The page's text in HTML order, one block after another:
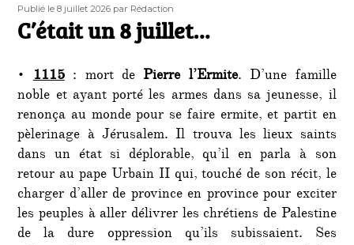
Publié
le
Publié le 8 juillet 2026 Auteur
par Rédaction
C’était un 8 juillet…
•1115 : mort de Pierre l’Ermite. D’une famille
noble et ayant porté les armes dans sa jeunesse, il
renonça au monde pour se faire ermite, et partit en
pèlerinage à Jérusalem. Il trouva les lieux saints
dans un état si déplorable, qu’il en parla à son
retour au pape Urbain II qui, touché de son récit, le
charger d’aller de province en province pour exciter
les peuples à aller délivrer les chrétiens de Palestine
de la dure oppression qu’ils subissaient. Ses